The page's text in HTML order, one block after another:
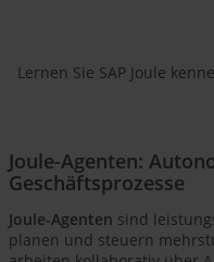
Lernen Sie SAP Joule
Joule-Agenten:
Geschäftsprozesse
Joule-Agenten sind
planen und steuern